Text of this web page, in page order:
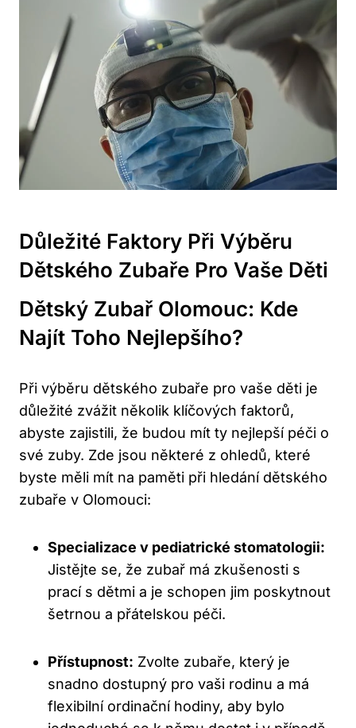
Důležité Faktory Při Výběru
Dětského Zubaře Pro Vaše Děti
Dětský Zubař Olomouc: Kde
Najít Toho Nejlepšího?
Při výběru dětského zubaře pro vaše děti je
důležité zvážit několik klíčových faktorů,
abyste zajistili, že budou mít ty nejlepší péči o
své zuby. Zde jsou některé z ohledů, které
byste měli mít na paměti při hledání dětského
zubaře v Olomouci:
Specializace v pediatrické stomatologii:
Jistějte se, že zubař má zkušenosti s
prací s dětmi a je schopen jim poskytnout
šetrnou a přátelskou péči.
Přístupnost: Zvolte zubaře, který je
snadno dostupný pro vaši rodinu a má
flexibilní ordinační hodiny, aby bylo